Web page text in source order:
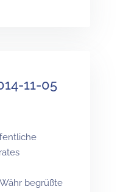
11-05
begrüßte